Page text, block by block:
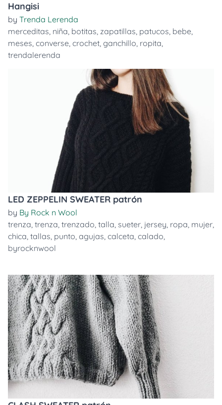
Hangisi
by Trenda Lerenda
merceditas, niña, botitas, zapatillas, patucos, bebe,
meses, converse, crochet, ganchillo, ropita,
trendalerenda
LED ZEPPELIN SWEATER patrón
by By Rock n Wool
trenza, trenza, trenzado, talla, sueter, jersey, ropa, mujer,
chica, tallas, punto, agujas, calceta, calado,
byrocknwool